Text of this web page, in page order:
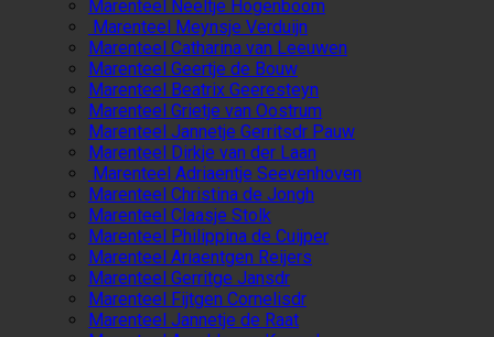
Marenteel Neeltje Hogenboom
Marenteel Meynsje Verduijn
Marenteel Catharina van Leeuwen
Marenteel Geertje de Bouw
Marenteel Beatrix Geeresteyn
Marenteel Grietje van Oostrum
Marenteel Jannetje Gerritsdr Pauw
Marenteel Dirkje van der Laan
Marenteel Adriaentje Seevenhoven
Marenteel Christina de Jongh
Marenteel Claasje Stolk
Marenteel Philippina de Cuijper
Marenteel Ariaentgen Reijers
Marenteel Gerritge Jansdr
Marenteel Fijtgen Cornelisdr
Marenteel Jannetje de Raat